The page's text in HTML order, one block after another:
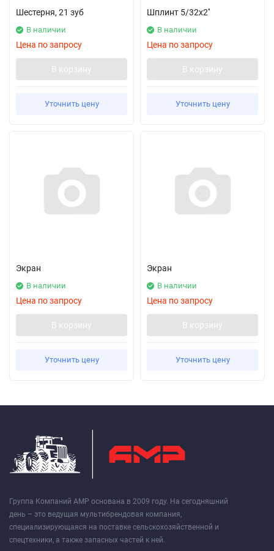
Шестерня, 21 зуб
В наличии
Цена по запросу
В корзину
Уточнить цену
Шплинт 5/32х2''
В наличии
Цена по запросу
В корзину
Уточнить цену
Экран
В наличии
Цена по запросу
В корзину
Уточнить цену
Экран
В наличии
Цена по запросу
В корзину
Уточнить цену
Группа Компаний АМР основана в 2009 году. На сегодняшний
день – это ведущая мультибрендовая компания,
специализирующаяся на поставке сельскохозяйственной и
спецтехники, а также запасных частей к ней.